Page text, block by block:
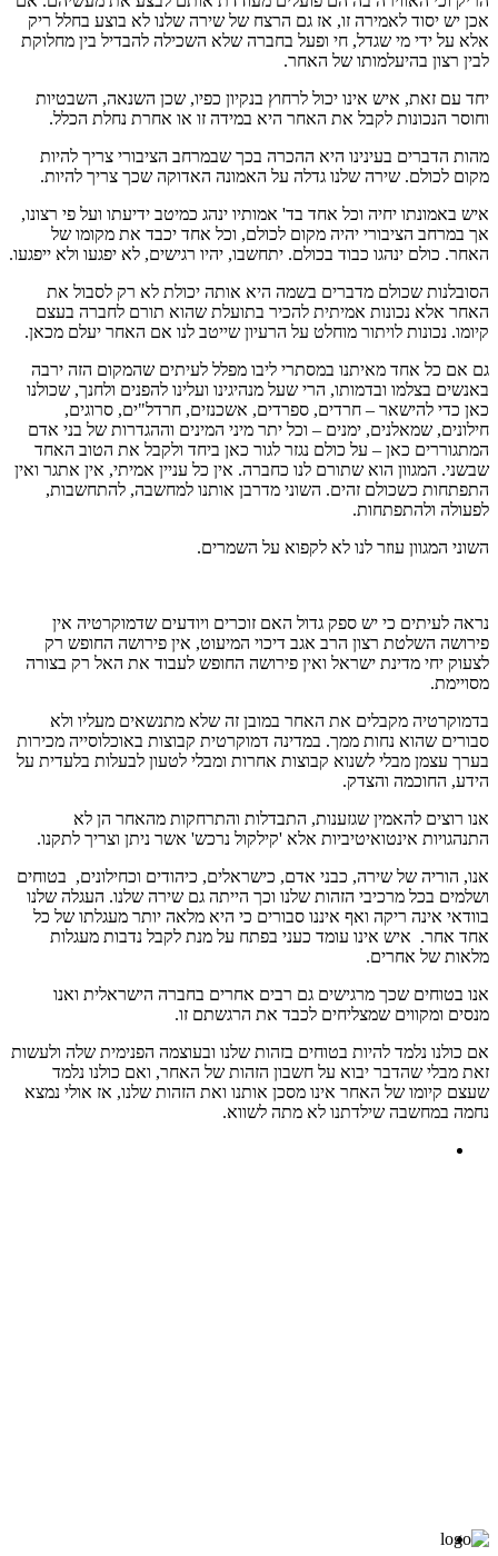
אכן יש יסוד לאמירה זו, אז גם הרצח של שירה שלנו לא בוצע בחלל ריק
אלא על ידי מי שגדל, חי ופעל בחברה שלא השכילה להבדיל בין מחלוקת
לבין רצון בהיעלמותו של האחר.
יחד עם זאת, איש אינו יכול לרחוץ בנקיון כפיו, שכן השנאה, השבטיות
וחוסר הנכונות לקבל את האחר היא במידה זו או אחרת נחלת הכלל.
מהות הדברים בעינינו היא ההכרה בכך שבמרחב הציבורי צריך להיות
מקום לכולם. שירה שלנו גדלה על האמונה האדוקה שכך צריך להיות.
איש באמונתו יחיה וכל אחד בד' אמותיו ינהג כמיטב ידיעתו ועל פי רצונו,
אך במרחב הציבורי יהיה מקום לכולם, וכל אחד יכבד את מקומו של
האחר. כולם ינהגו כבוד בכולם. יתחשבו, יהיו רגישים, לא יפגעו ולא ייפגעו.
הסובלנות שכולם מדברים בשמה היא אותה יכולת לא רק לסבול את
האחר אלא נכונות אמיתית להכיר בתועלת שהוא תורם לחברה בעצם
קיומו. נכונות לויתור מוחלט על הרעיון שייטב לנו אם האחר יעלם מכאן.
גם אם כל אחד מאיתנו במסתרי ליבו מפלל לעיתים שהמקום הזה ירבה
באנשים בצלמו ובדמותו, הרי שעל מנהיגינו ועלינו להפנים ולחנך, שכולנו
כאן כדי להישאר – חרדים, ספרדים, אשכנזים, חרדל"ים, סרוגים,
חילונים, שמאלנים, ימנים – וכל יתר מיני המינים וההגדרות של בני אדם
המתגוררים כאן – על כולם נגזר לגור כאן ביחד ולקבל את הטוב האחד
שבשני. המגוון הוא שתורם לנו כחברה. אין כל עניין אמיתי, אין אתגר ואין
התפתחות כשכולם זהים. השוני מדרבן אותנו למחשבה, להתחשבות,
לפעולה ולהתפתחות.
השוני המגוון עוזר לנו לא לקפוא על השמרים.
נראה לעיתים כי יש ספק גדול האם זוכרים ויודעים שדמוקרטיה אין
פירושה השלטת רצון הרב אגב דיכוי המיעוט, אין פירושה החופש רק
לצעוק יחי מדינת ישראל ואין פירושה החופש לעבוד את האל רק בצורה
מסויימת.
בדמוקרטיה מקבלים את האחר במובן זה שלא מתנשאים מעליו ולא
סבורים שהוא נחות ממך. במדינה דמוקרטית קבוצות באוכלוסייה מכירות
בערך עצמן מבלי לשנוא קבוצות אחרות ומבלי לטעון לבעלות בלעדית על
הידע, החוכמה והצדק.
אנו רוצים להאמין שגזענות, התבדלות והתרחקות מהאחר הן לא
התנהגויות אינטואיטיביות אלא 'קילקול נרכש' אשר ניתן וצריך לתקנו.
אנו, הוריה של שירה, כבני אדם, כישראלים, כיהודים וכחילונים, בטוחים
ושלמים בכל מרכיבי הזהות שלנו וכך הייתה גם שירה שלנו. העגלה שלנו
בוודאי אינה ריקה ואף איננו סבורים כי היא מלאה יותר מעגלתו של כל
אחד אחר. איש אינו עומד כעני בפתח על מנת לקבל נדבות מעגלות
מלאות של אחרים.
אנו בטוחים שכך מרגישים גם רבים אחרים בחברה הישראלית ואנו
מנסים ומקווים שמצליחים לכבד את הרגשתם זו.
אם כולנו נלמד להיות בטוחים בזהות שלנו ובעוצמה הפנימית שלה ולעשות
זאת מבלי שהדבר יבוא על חשבון הזהות של האחר, ואם כולנו נלמד
שעצם קיומו של האחר אינו מסכן אותנו ואת הזהות שלנו, אז אולי נמצא
נחמה במחשבה שילדתנו לא מתה לשווא.